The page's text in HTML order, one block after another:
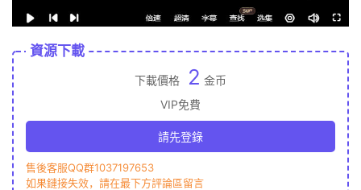
資源下載
下載價格 2 金币
VIP免費
請先登錄
售後客服QQ群1037197653
如果鏈接失效，請在最下方評論區留言